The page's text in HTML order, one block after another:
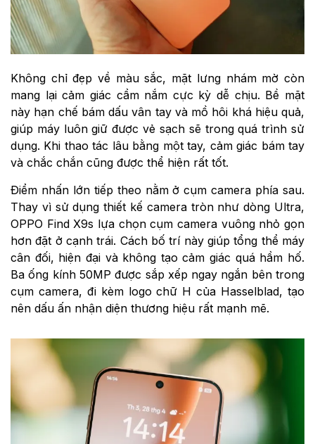
Không chỉ đẹp về màu sắc, mặt lưng nhám mờ còn
mang lại cảm giác cầm nắm cực kỳ dễ chịu. Bề mặt
này hạn chế bám dấu vân tay và mồ hôi khá hiệu quả,
giúp máy luôn giữ được vẻ sạch sẽ trong quá trình sử
dụng. Khi thao tác lâu bằng một tay, cảm giác bám tay
và chắc chắn cũng được thể hiện rất tốt.
Điểm nhấn lớn tiếp theo nằm ở cụm camera phía sau.
Thay vì sử dụng thiết kế camera tròn như dòng Ultra,
OPPO Find X9s lựa chọn cụm camera vuông nhỏ gọn
hơn đặt ở cạnh trái. Cách bố trí này giúp tổng thể máy
cân đối, hiện đại và không tạo cảm giác quá hầm hố.
Ba ống kính 50MP được sắp xếp ngay ngắn bên trong
cụm camera, đi kèm logo chữ H của Hasselblad, tạo
nên dấu ấn nhận diện thương hiệu rất mạnh mẽ.